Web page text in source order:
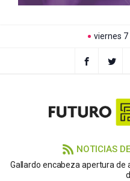
viernes
NOTICIAS
Gallardo encabeza apertura